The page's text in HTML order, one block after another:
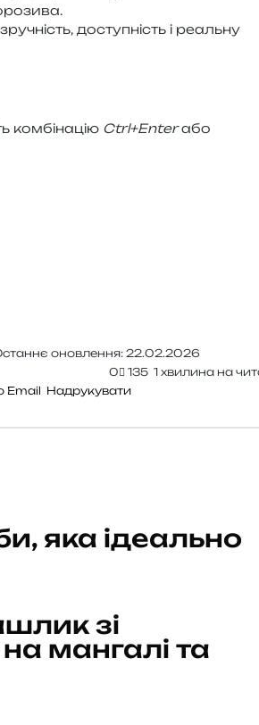
досту­пність і реаль­ну
ком­бі­на­цію Ctrl+Enterабо
оновлення: 22.02.2026
0
135 1 хвилина на
Email Надрукувати
яка ідеально
зі
мангалі та